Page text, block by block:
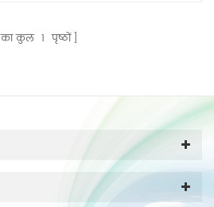
का कुल 1 पृष्ठों